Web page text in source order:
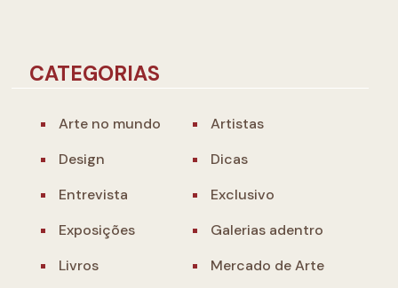
CATEGORIAS
Arte no mundo
Artistas
Design
Dicas
Entrevista
Exclusivo
Exposições
Galerias adentro
Livros
Mercado de Arte